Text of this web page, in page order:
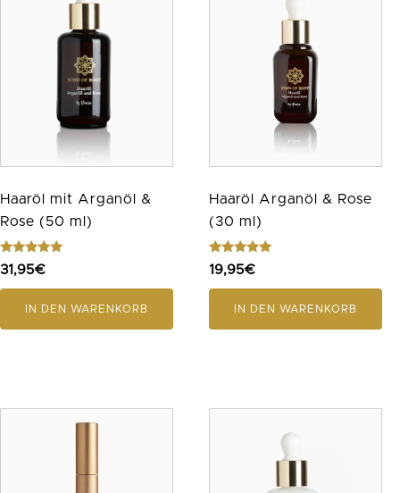
Haaröl mit Arganöl &
Rose (50 ml)
Bewertet
mit
5.00
31,95€
IN DEN WARENKORB
Haaröl Arganöl & Rose
(30 ml)
Bewertet
mit
4.81
19,95€
IN DEN WARENKORB